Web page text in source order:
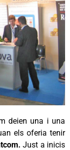
deien una i una
els oferia tenir
Just a inicis